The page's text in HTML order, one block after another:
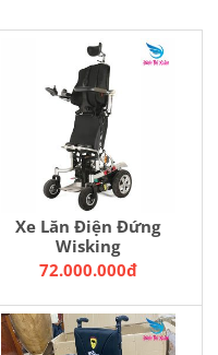
Xe Lăn Điện Đứng
Wisking
72.000.000đ